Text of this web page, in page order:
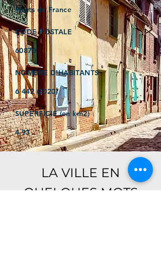
Hauts de France
CODE POSTALE
60870
NOMBRE D'HABITANTS
6 442 (2020)
SUPERFICIE (en km2)
4,93
LA VILLE EN
QUELQUES MOTS